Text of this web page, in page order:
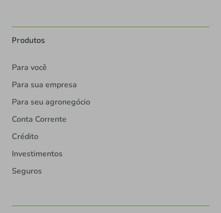
Produtos
Para você
Para sua empresa
Para seu agronegócio
Conta Corrente
Crédito
Investimentos
Seguros